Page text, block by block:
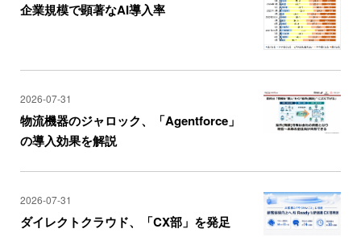
企業規模で顕著なAI導入率
2026-07-31
物流機器のジャロック、「Agentforce」
の導入効果を解説
2026-07-31
ダイレクトクラウド、「CX部」を発足